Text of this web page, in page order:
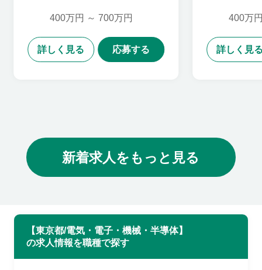
路設計,セールス・サービ
スエンジニア,品質管理・
ビスエンジニア
400万円 ～ 700万円
詳しく見る 応募する
路設計
400万
詳しく見
新着求人をもっと見る
【東京都/電気・電子・機械・半導体】
の求人情報を職種で探す